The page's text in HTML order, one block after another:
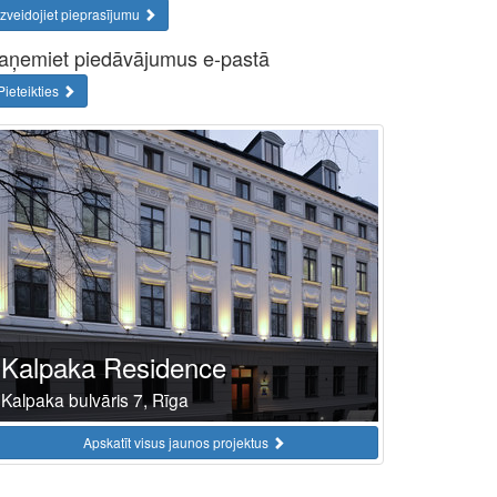
pieprasījumu
piedāvājumus e-pastā
Kalpaka Residence
Kalpaka bulvāris 7, Rīga
Apskatīt visus jaunos projektus